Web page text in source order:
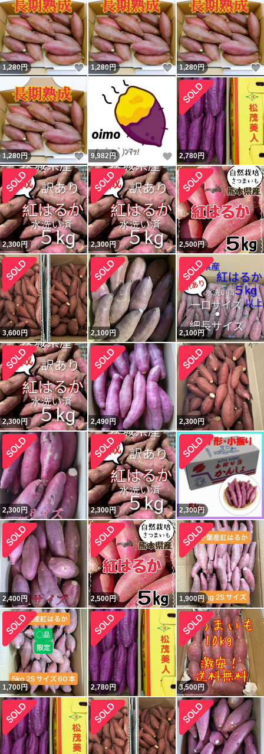
1,280円 いいね！
1,280円 いいね！
1,280円
1,280円 いいね！
9,982円 いいね！
2,780円
2,300円 2,300円 2,500円
3,600円 2,100円 2,100円
2,300円 2,490円 2,300円
2,300円 2,300円 2,300円
2,400円 2,500円 1,900円
1,700円 2,780円 3,500円